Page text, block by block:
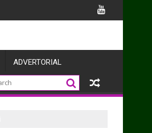
ADVERTORIAL